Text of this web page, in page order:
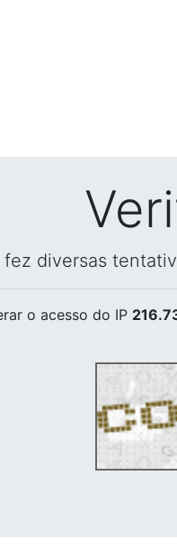
fez diversas
o acesso do IP